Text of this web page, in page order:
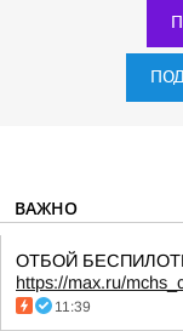
ВАЖНО
ОТБОЙ
https://max.ru/
11:39